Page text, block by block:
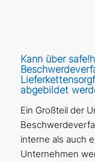
Kann über
abgebildet
Ein Großteil der
interne als auch
Unternehmen